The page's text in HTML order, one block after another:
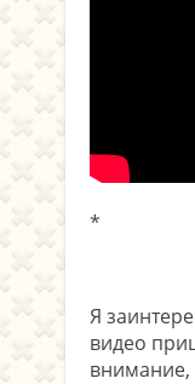
*
Я
видео
внимание,